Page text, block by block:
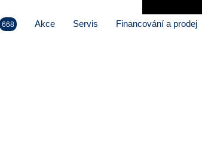
668 Akce Servis Financování a prodej